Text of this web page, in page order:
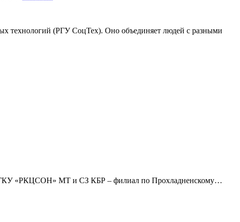
технологий (РГУ СоцТех). Оно объединяет людей с разными
ГКУ «РКЦСОН» МТ и СЗ КБР – филиал по Прохладненскому…